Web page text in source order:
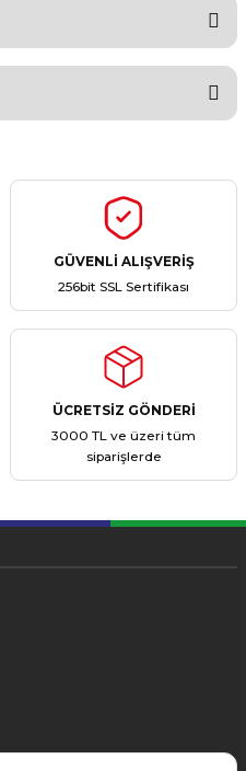
Yaz
soru sorulmamış.
GÜVENLİ ALIŞVERİŞ
256bit SSL Sertifikası
ÜCRETSİZ GÖNDERİ
3000 TL ve üzeri tüm
siparişlerde